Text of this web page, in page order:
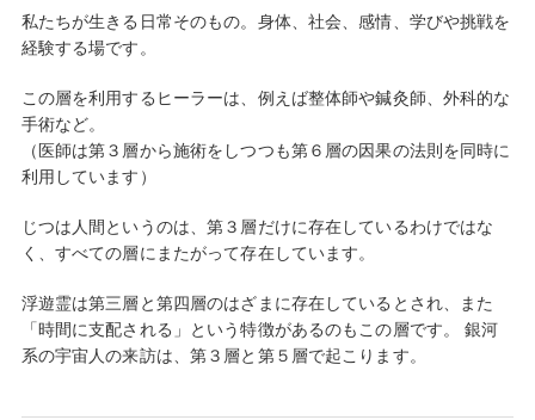
私たちが生きる日常そのもの。身体、社会、感情、学びや挑戦を
経験する場です。
この層を利用するヒーラーは、例えば整体師や鍼灸師、外科的な
手術など。
（医師は第３層から施術をしつつも第６層の因果の法則を同時に
利用しています）
じつは人間というのは、第３層だけに存在しているわけではな
く、すべての層にまたがって存在しています。
浮遊霊は第三層と第四層のはざまに存在しているとされ、また
「時間に支配される」という特徴があるのもこの層です。 銀河
系の宇宙人の来訪は、第３層と第５層で起こります。